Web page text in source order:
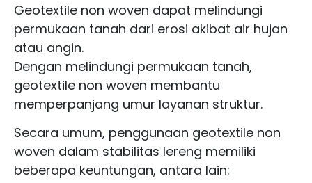
Geotextile non woven dapat melindungi
permukaan tanah dari erosi akibat air hujan
atau angin.
Dengan melindungi permukaan tanah,
geotextile non woven membantu
memperpanjang umur layanan struktur.
Secara umum, penggunaan geotextile non
woven dalam stabilitas lereng memiliki
beberapa keuntungan, antara lain: